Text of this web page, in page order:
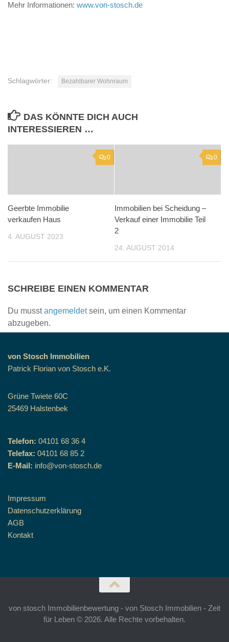
Mehr Informationen: www.von-stosch.de
Schlagwörter: Bezahlbarer Wohnraum
DAS KÖNNTE DICH AUCH
INTERESSIEREN …
0
Geerbte Immobilie
verkaufen Haus
4. AUGUST 2023
0
Immobilien bei Scheidung –
Verkauf einer Immobilie Teil
2
24. AUGUST 2014
SCHREIBE EINEN KOMMENTAR
Du musstangemeldetsein, um einen Kommentar
abzugeben.
von Stosch Immobilien
Patrick Florian von Stosch e.K.
Grüne Twiete 60C
25469 Halstenbek
Telefon: 04101 68 36 4
Telefax: 04101 68 85 2
E-Mail: info@von-stosch.de
Impressum
Datenschutzerklärung
AGB
Kontakt
von stosch Immobilienbewertung - von Stosch Immobilien - Zeit
für Leben © 2026. Alle Rechte vorbehalten.